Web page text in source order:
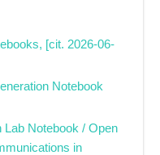
[cit. 2026-06-
Notebook
Lab Notebook / Open
in